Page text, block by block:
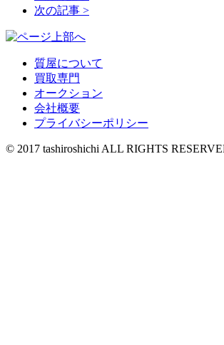
次の記事 >
質屋について
買取専門
オークション
会社概要
プライバシーポリシー
© 2017 tashiroshichi ALL RIGHTS